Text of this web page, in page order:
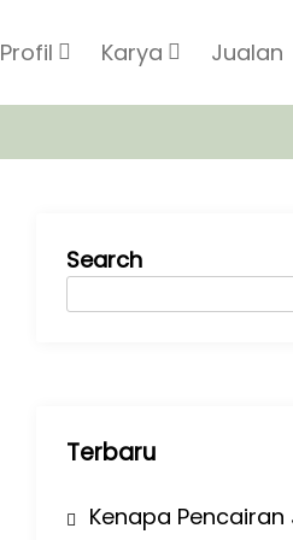
Profil Karya Jualan
Search
Terbaru
Kenapa Pencairan